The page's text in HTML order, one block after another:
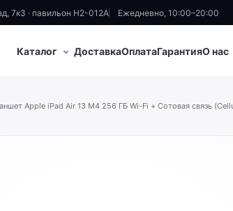
7к3 · павильон H2-012A Ежедневно, 10:00–20:00
Каталог ⌄ ДоставкаОплатаГарантияО нас
Apple iPad Air 13 M4 256 ГБ Wi-Fi + Сотовая связь